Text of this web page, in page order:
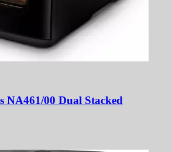
NA461/00 Dual Stacked